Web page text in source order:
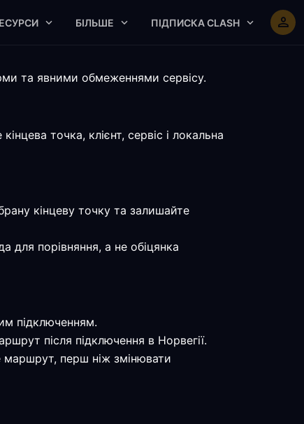
БІЛЬШЕ ПІДПИСКА CLASH
та явними обмеженнями сервісу.
точка, клієнт, сервіс і локальна
кінцеву точку та залишайте
для порівняння, а не обіцянка
підключенням.
після підключення в Норвегії.
маршрут, перш ніж змінювати